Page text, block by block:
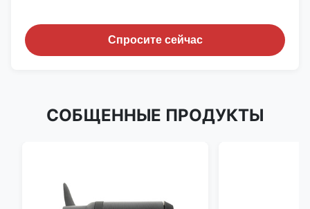
Спросите сейчас
СОБЩЕННЫЕ ПРОДУКТЫ